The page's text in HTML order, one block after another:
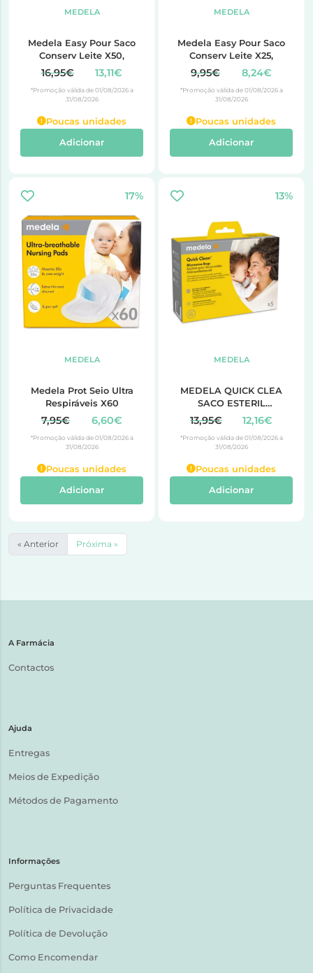
MEDELA
Medela Easy Pour Saco
Conserv Leite X50,
16,95€ 13,11€
*Promoção válida de 01/08/2026 a
31/08/2026
Poucas unidades
Adicionar
MEDELA
Medela Easy Pour Saco
Conserv Leite X25,
9,95€ 8,24€
*Promoção válida de 01/08/2026 a
31/08/2026
Poucas unidades
Adicionar
17%
MEDELA
Medela Prot Seio Ultra
Respiráveis X60
7,95€ 6,60€
*Promoção válida de 01/08/2026 a
31/08/2026
Poucas unidades
Adicionar
13%
MEDELA
MEDELA QUICK CLEA
SACO ESTERIL
MICROOND X 5
13,95€ 12,16€
*Promoção válida de 01/08/2026 a
31/08/2026
Poucas unidades
Adicionar
« Anterior Próxima »
A Farmácia
Contactos
Ajuda
Entregas
Meios de Expedição
Métodos de Pagamento
Informações
Perguntas Frequentes
Política de Privacidade
Política de Devolução
Como Encomendar